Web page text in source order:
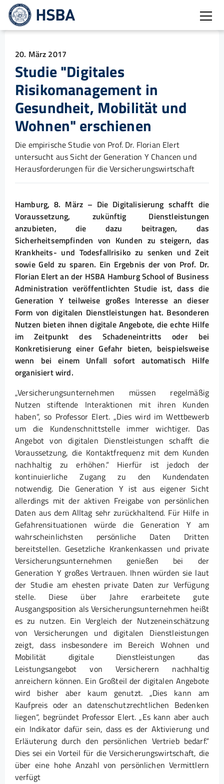
20. März 2017
Studie "Digitales
Risikomanagement in
Gesundheit, Mobilität und
Wohnen" erschienen
Die empirische Studie von Prof. Dr. Florian Elert
untersucht aus Sicht der Generation Y Chancen und
Herausforderungen für die Versicherungswirtschaft
Hamburg, 8. März – Die Digitalisierung schafft die
Voraussetzung, zukünftig Dienstleistungen
anzubieten, die dazu beitragen, das
Sicherheitsempfinden von Kunden zu steigern, das
Krankheits- und Todesfallrisiko zu senken und Zeit
sowie Geld zu sparen. Ein Ergebnis der von Prof. Dr.
Florian Elert an der HSBA Hamburg School of Business
Administration veröffentlichten Studie ist, dass die
Generation Y teilweise großes Interesse an dieser
Form von digitalen Dienstleistungen hat. Besonderen
Nutzen bieten ihnen digitale Angebote, die echte Hilfe
im Zeitpunkt des Schadeneintritts oder bei
Konkretisierung einer Gefahr bieten, beispielsweise
wenn bei einem Unfall sofort automatisch Hilfe
organisiert wird.
„Versicherungsunternehmen müssen regelmäßig
Nutzen stiftende Interaktionen mit ihren Kunden
haben“, so Professor Elert. „Dies wird im Wettbewerb
um die Kundenschnittstelle immer wichtiger. Das
Angebot von digitalen Dienstleistungen schafft die
Voraussetzung, die Kontaktfrequenz mit dem Kunden
nachhaltig zu erhöhen.“ Hierfür ist jedoch der
kontinuierliche Zugang zu den Kundendaten
notwendig. Die Generation Y ist aus eigener Sicht
allerdings mit der aktiven Freigabe von persönlichen
Daten aus dem Alltag sehr zurückhaltend. Für Hilfe in
Gefahrensituationen würde die Generation Y am
wahrscheinlichsten persönliche Daten Dritten
bereitstellen. Gesetzliche Krankenkassen und private
Versicherungsunternehmen genießen bei der
Generation Y großes Vertrauen. Ihnen würden sie laut
der Studie am ehesten private Daten zur Verfügung
stelle. Diese über Jahre erarbeitete gute
Ausgangsposition als Versicherungsunternehmen heißt
es zu nutzen. Ein Vergleich der Nutzeneinschätzung
von Versicherungen und digitalen Dienstleistungen
zeigt, dass insbesondere im Bereich Wohnen und
Mobilität digitale Dienstleistungen das
Leistungsangebot von Versicherern nachhaltig
anreichern können. Ein Großteil der digitalen Angebote
wird bisher aber kaum genutzt. „Dies kann am
Kaufpreis oder an datenschutzrechtlichen Bedenken
liegen“, begründet Professor Elert. „Es kann aber auch
ein Indikator dafür sein, dass es der Aktivierung und
Erläuterung durch den persönlichen Vertrieb bedarf.“
Dies sei ein Vorteil für die Versicherungswirtschaft, die
über eine hohe Anzahl von persönlichen Vermittlern
verfügt